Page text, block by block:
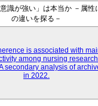
識が強い」は本当か －属
の違いを探る－
is associated with
among nursing
secondary analysis of
in 2022.